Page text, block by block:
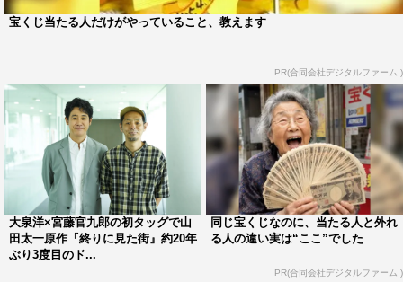
太一（大泉）の一家がある日突然、昭和19年6月にタイム
太一の妻・田宮ひかりを演じるのは、吉田羊。家庭では太
一が威厳の欠片もなく家族からウザがられる一方、家事や
介護に忙しくしながらも、パートの仕事にやりがいを感じ
て頑張るしっかり者のひかりは、戦時下でも、時に太一を
叱責しながらも寄り添い、家族が生き延びるために懸命に
支える。
太一たち一家と時を同じくして過去の世界に迷い込んだ太
宝くじ当たる人だけがやっていること、教えます
PR(合同会社デジタルファーム )
大泉洋×宮藤官九郎の初タッグで山
田太一原作『終りに見た街』約20年
ぶり3度目のド...
同じ宝くじなのに、当たる人と外れ
る人の違い実は“ここ”でした
PR(合同会社デジタルファーム )